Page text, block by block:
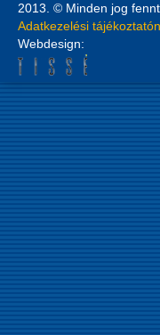
2013. © Minden jog
Adatkezelési
Webdesign: